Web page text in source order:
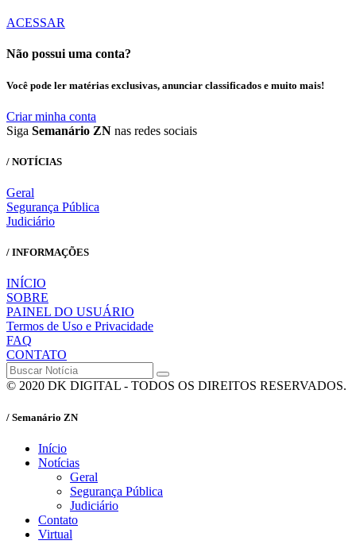
ACESSAR
Não possui uma conta?
Você pode ler matérias exclusivas, anunciar classificados e muito mais!
Criar minha conta
Siga Semanário ZN nas redes sociais
/ NOTÍCIAS
Geral
Segurança Pública
Judiciário
/ INFORMAÇÕES
INÍCIO
SOBRE
PAINEL DO USUÁRIO
Termos de Uso e Privacidade
FAQ
CONTATO
© 2020 DK DIGITAL - TODOS OS DIREITOS RESERVADOS.
/ Semanário ZN
Início
Notícias
Geral
Segurança Pública
Judiciário
Contato
Virtual